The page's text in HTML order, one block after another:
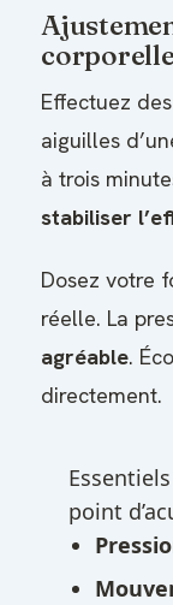
corporelle
Effectuez
aiguilles
à trois
stabiliser
Dosez votre
réelle. La
agréable.
directement.
point